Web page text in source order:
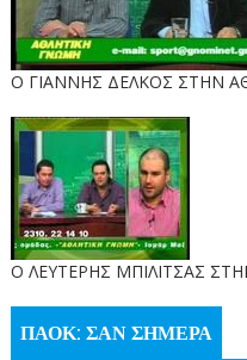
Ο ΓΙΑΝΝΗΣ ΔΕΛΚΟΣ ΣΤΗΝ
O ΛΕΥΤΕΡΗΣ ΜΠΙΛΙΤΣΑΣ
ΠΑΟΚ: ΣΑΝ ΣΗΜΕΡΑ